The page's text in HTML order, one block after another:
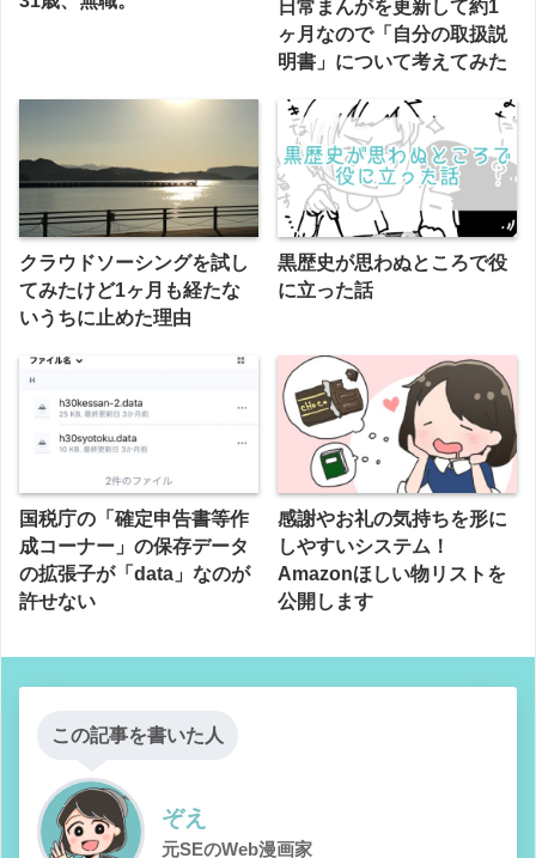
日常まんがを更新して約1
ヶ月なので「自分の取扱説
明書」について考えてみた
クラウドソーシングを試し
てみたけど1ヶ月も経たな
いうちに止めた理由
黒歴史が思わぬところで役
に立った話
国税庁の「確定申告書等作
成コーナー」の保存データ
の拡張子が「data」なのが
許せない
感謝やお礼の気持ちを形に
しやすいシステム！
Amazonほしい物リストを
公開します
この記事を書いた人
ぞえ
元SEのWeb漫画家